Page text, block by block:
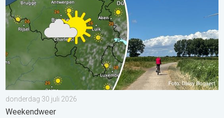
donderdag 30 juli 2026
Weekendweer